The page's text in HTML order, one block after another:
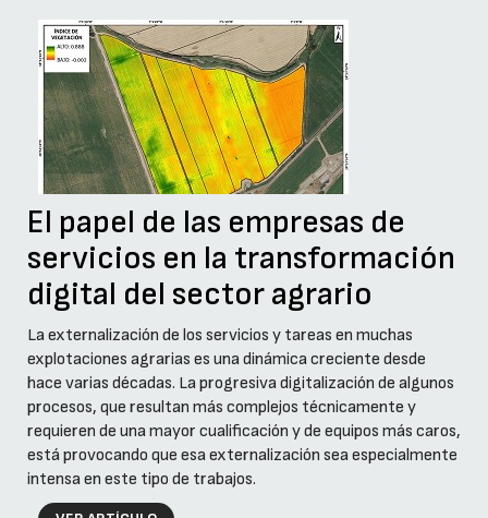
El papel de las empresas de
servicios en la transformación
digital del sector agrario
La externalización de los servicios y tareas en muchas
explotaciones agrarias es una dinámica creciente desde
hace varias décadas. La progresiva digitalización de algunos
procesos, que resultan más complejos técnicamente y
requieren de una mayor cualificación y de equipos más caros,
está provocando que esa externalización sea especialmente
intensa en este tipo de trabajos.